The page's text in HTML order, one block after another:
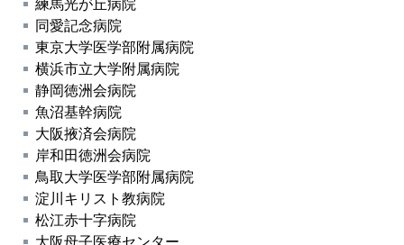
練馬光が丘病院
同愛記念病院
東京大学医学部附属病院
横浜市立大学附属病院
静岡徳洲会病院
魚沼基幹病院
大阪掖済会病院
岸和田徳洲会病院
鳥取大学医学部附属病院
淀川キリスト教病院
松江赤十字病院
大阪母子医療センター